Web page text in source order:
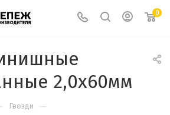
0
2,0х60мм
Гвозди —